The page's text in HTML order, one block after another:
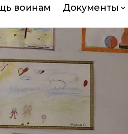
воинам Документы